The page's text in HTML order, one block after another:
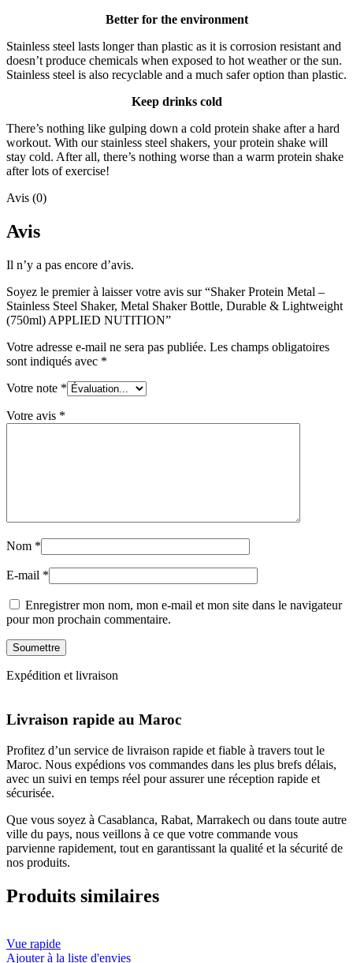
Better for the environment
Stainless steel lasts longer than plastic as it is corrosion resistant and
doesn’t produce chemicals when exposed to hot weather or the sun.
Stainless steel is also recyclable and a much safer option than plastic.
Keep drinks cold
There’s nothing like gulping down a cold protein shake after a hard
workout. With our stainless steel shakers, your protein shake will
stay cold. After all, there’s nothing worse than a warm protein shake
after lots of exercise!
Avis (0)
Avis
Il n’y a pas encore d’avis.
Soyez le premier à laisser votre avis sur “Shaker Protein Metal –
Stainless Steel Shaker, Metal Shaker Bottle, Durable & Lightweight
(750ml) APPLIED NUTITION”
Votre adresse e-mail ne sera pas publiée. Les champs obligatoires
sont indiqués avec *
Votre note *
Votre avis *
Nom *
E-mail *
Enregistrer mon nom, mon e-mail et mon site dans le navigateur
pour mon prochain commentaire.
Expédition et livraison
Livraison rapide au Maroc
Profitez d’un service de livraison rapide et fiable à travers tout le
Maroc. Nous expédions vos commandes dans les plus brefs délais,
avec un suivi en temps réel pour assurer une réception rapide et
sécurisée.
Que vous soyez à Casablanca, Rabat, Marrakech ou dans toute autre
ville du pays, nous veillons à ce que votre commande vous
parvienne rapidement, tout en garantissant la qualité et la sécurité de
nos produits.
Produits similaires
Vue rapide
Ajouter à la liste d'envies